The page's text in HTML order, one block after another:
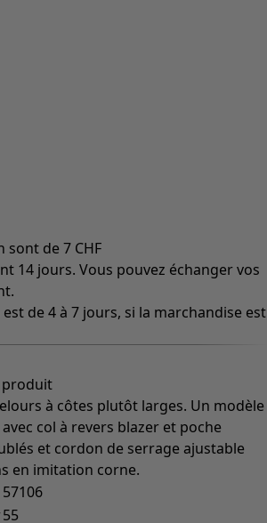
sont de 7 CHF
14 jours. Vous pouvez échanger vos
de 4 à 7 jours, si la marchandise est
à côtes plutôt larges. Un modèle
col à revers blazer et poche
et cordon de serrage ajustable
en imitation corne.
57106
55